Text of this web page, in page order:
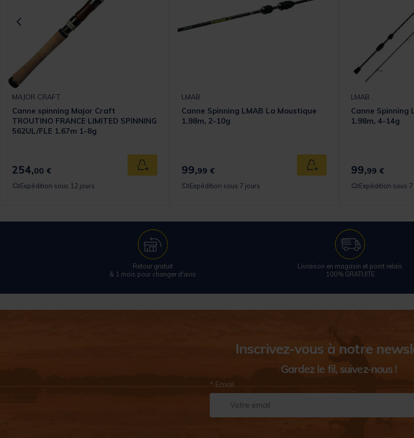
panier
MAJOR CRAFT
Canne spinning Major Craft
TROUTINO FRANCE LIMITED SPINNING
562UL/FLE 1.67m 1-8g
254,00 € Ajouter au panier
Expédition sous 12 jours
LMAB
Canne Spinning LMAB La Moustique
1.98m, 2-10g
99,99 € Ajouter au panier
Expédition sous 7 jours
LMAB
Canne Spinning
1.98m, 4-14g
99,99 €
Expédition sous
Retour gratuit
& 1 mois pour changer d'avis
Livraison en magasin et point relais
100% GRATUITE
Inscrivez-vous à notre
Gardez le fil, suivez-nous !
* Email